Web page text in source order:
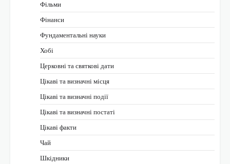
Фільми
Фінанси
Фундаментальні науки
Хобі
Церковні та святкові дати
Цікаві та визначні місця
Цікаві та визначні події
Цікаві та визначні постаті
Цікаві факти
Чай
Шкідники